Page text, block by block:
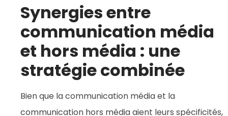
Synergies entre
communication média
et hors média : une
stratégie combinée
Bien que la communication média et la
communication hors média aient leurs spécificités,